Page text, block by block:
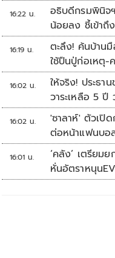
16:22 น.
อธิบดีกรมพินิจ
น้อยลง ชี้เข้าถึ
แตกแยกเป็นช
16:19 น.
ตะลึง! ค้นบ้าน
ใช้ปืนปู่ก่อเหตุ
ยิง
16:02 น.
ให้จริง! ประธา
วาระเหลือ 5
อำเภอละล้าน
16:02 น.
'ซาลาห์' ตัวเปิ
ต่อหน้าแฟนบอ
16:01 น.
‘คลัง’ เตรียม
หั่นอัตราหนุน
หมุดไทย